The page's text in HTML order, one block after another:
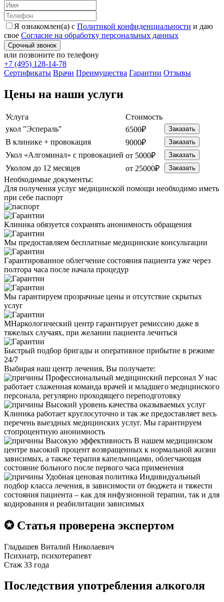
Я ознакомлен(а) с Политикой конфиденциальности и даю
свое Согласие на обработку персональных данных
Срочный звонок
или позвоните по телефону
+7 (495) 128-14-78
Cертификаты Врачи Преимущества Гарантии Отзывы
Цены на наши услуги
Услуга
Стоимость
укол "Эспераль"
6500₽ Заказать
В клинике + провокация 9000₽ Заказать
Укол «Алгоминал» с провокацией от 5000₽ Заказать
Уколом до 12 месяцев от 25000₽ Заказать
Необходимые документы:
Для получения услуг медицинской помощи необходимо иметь
при себе паспорт
Клиника обязуется сохранять анонимность обращения
Мы предоставляем бесплатные медицинские консультации
Гарантированное облегчение состояния пациента уже через
полтора часа после начала процедур
Мы гарантируем прозрачные цены и отсутствие скрытых
услуг
МНаркологический центр гарантирует ремиссию даже в
тяжелых случаях, при желании пациента лечиться
Быстрый подбор бригады и оперативное прибытие в режиме
24/7
Выбирая наш центр лечения, Вы получаете:
Профессиональный медицинский персонал У нас
работает слаженная команда врачей и младшего медицинского
персонала, регулярно проходящего переподготовку
Высокий уровень качества оказываемых услуг
Клиника работает круглосуточно и так же предоставляет весь
перечень выездных медицинских услуг. Мы гарантируем
стопроцентную анонимность
Высокую эффективность В нашем медицинском
центре высокий процент возвращенных к нормальной жизни
зависимых, а также терапия капельницами, облегчающая
состояние больного после первого часа применения
Удобная ценовая политика Индивидуальный
подбор класса лечения, в зависимости от бюджета и тяжести
состояния пациента – как для инфузионной терапии, так и для
кодирования и реабилитации зависимых
✪ Статья проверена экспертом
Гладышев Виталий Николаевич
Психиатр, психотерапевт
Стаж 33 года
Последствия употребления алкоголя